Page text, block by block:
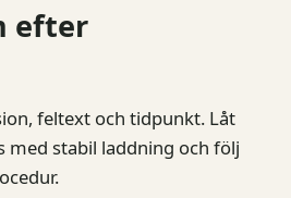
efter
feltext och tidpunkt. Låt
stabil laddning och följ